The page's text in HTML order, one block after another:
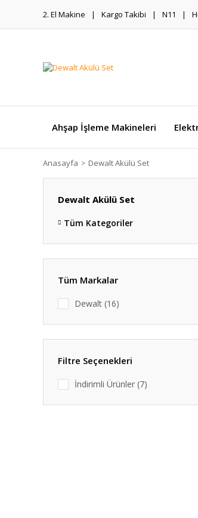
2. El Makine Kargo Takibi N11
Ahşap İşleme Makineleri
Anasayfa Dewalt Akülü Set
Dewalt Akülü Set
Tüm Kategoriler
Tüm Markalar
Dewalt (16)
Filtre Seçenekleri
İndirimli Ürünler (7)